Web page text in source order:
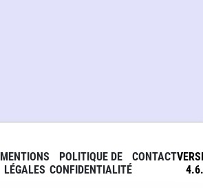
MENTIONS
LÉGALES
POLITIQUE DE
CONFIDENTIALITÉ
CONTACT